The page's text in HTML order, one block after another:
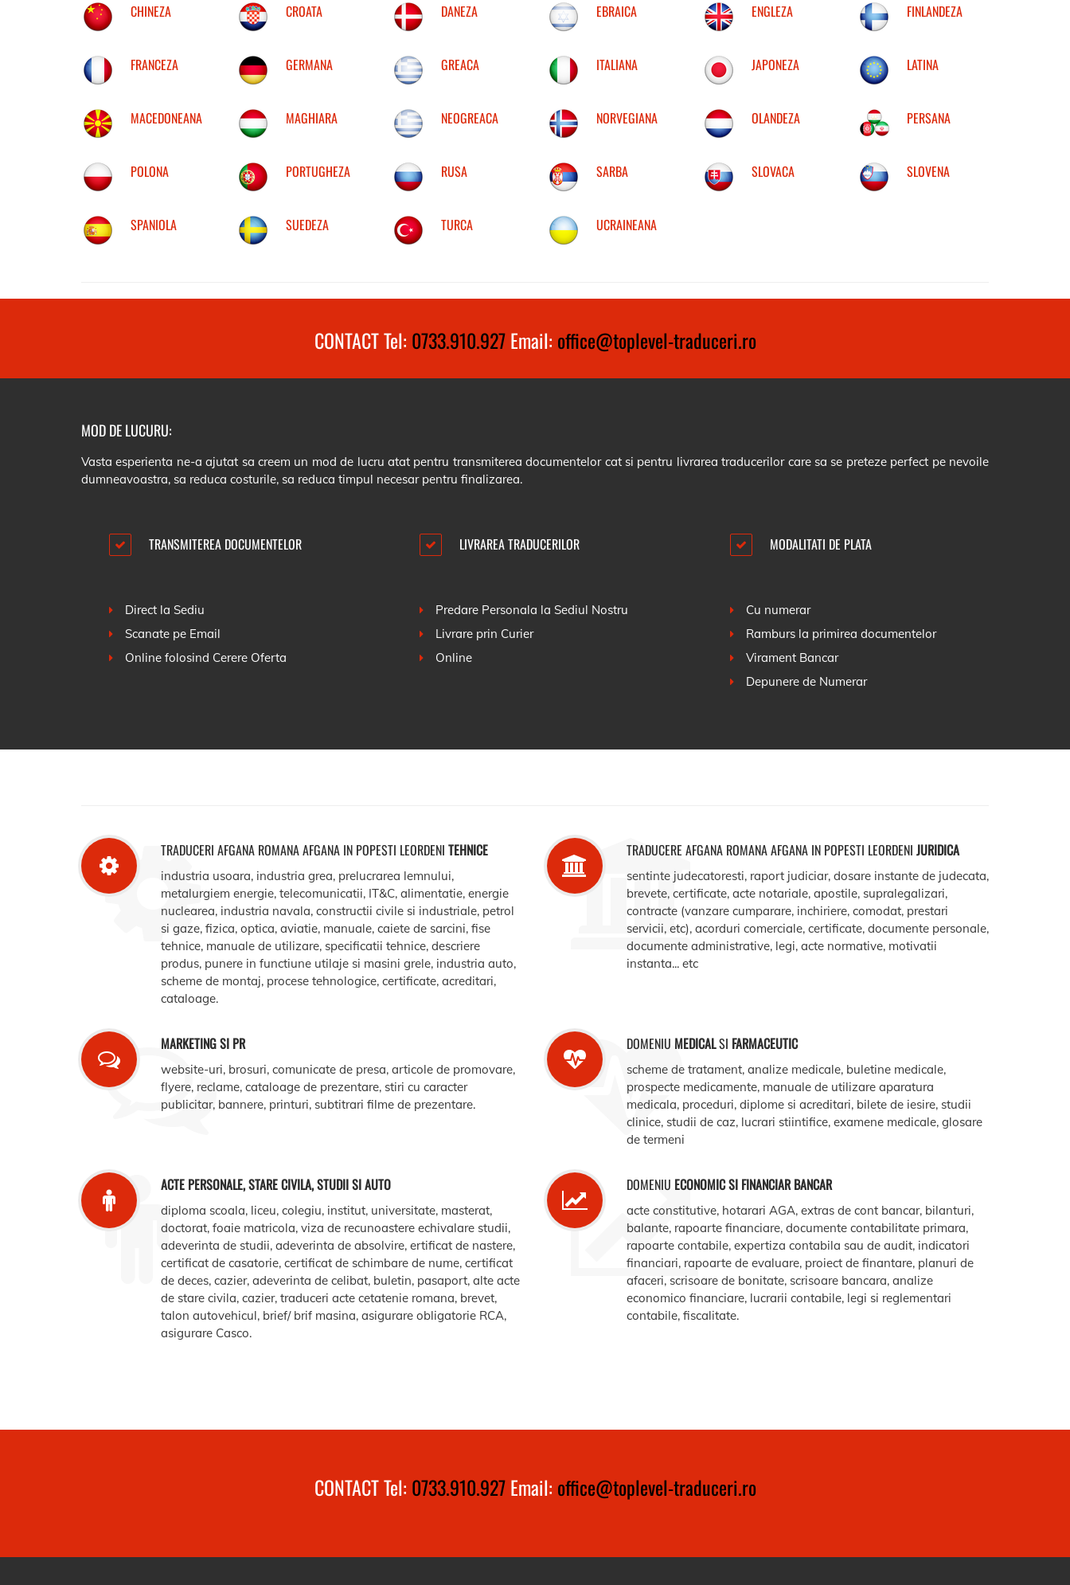
CHINEZA CROATA DANEZA EBRAICA ENGLEZA FINLANDEZA
FRANCEZA GERMANA GREACA ITALIANA JAPONEZA LATINA
MACEDONEANA MAGHIARA NEOGREACA NORVEGIANA OLANDEZA PERSANA
POLONA PORTUGHEZA RUSA SARBA SLOVACA SLOVENA
SPANIOLA SUEDEZA TURCA UCRAINEANA
CONTACT Tel: 0733.910.927Email: office@toplevel-traduceri.ro
MOD DE LUCURU:
Vasta esperienta ne-a ajutat sa creem un mod de lucru atat pentru transmiterea documentelor cat si pentru livrarea traducerilor care sa se preteze perfect pe nevoile
dumneavoastra, sa reduca costurile, sa reduca timpul necesar pentru finalizarea.
TRANSMITEREA DOCUMENTELOR
Direct la Sediu
Scanate pe Email
Online folosind Cerere Oferta
LIVRAREA TRADUCERILOR
Predare Personala la Sediul Nostru
Livrare prin Curier
Online
MODALITATI DE PLATA
Cu numerar
Ramburs la primirea documentelor
Virament Bancar
Depunere de Numerar
TRADUCERI AFGANA ROMANA AFGANA IN POPESTI LEORDENI TEHNICE
industria usoara, industria grea, prelucrarea lemnului,
metalurgiem energie, telecomunicatii, IT&C, alimentatie, energie
nuclearea, industria navala, constructii civile si industriale, petrol
si gaze, fizica, optica, aviatie, manuale, caiete de sarcini, fise
tehnice, manuale de utilizare, specificatii tehnice, descriere
produs, punere in functiune utilaje si masini grele, industria auto,
scheme de montaj, procese tehnologice, certificate, acreditari,
cataloage.
TRADUCERE AFGANA ROMANA AFGANA IN POPESTI LEORDENI JURIDICA
sentinte judecatoresti, raport judiciar, dosare instante de judecata,
brevete, certificate, acte notariale, apostile, supralegalizari,
contracte (vanzare cumparare, inchiriere, comodat, prestari
servicii, etc), acorduri comerciale, certificate, documente personale,
documente administrative, legi, acte normative, motivatii
instanta... etc
MARKETING SI PR
website-uri, brosuri, comunicate de presa, articole de promovare,
flyere, reclame, cataloage de prezentare, stiri cu caracter
publicitar, bannere, printuri, subtitrari filme de prezentare.
DOMENIU MEDICALSI FARMACEUTIC
scheme de tratament, analize medicale, buletine medicale,
prospecte medicamente, manuale de utilizare aparatura
medicala, proceduri, diplome si acreditari, bilete de iesire, studii
clinice, studii de caz, lucrari stiintifice, examene medicale, glosare
de termeni
ACTE PERSONALE, STARE CIVILA, STUDII SI AUTO
diploma scoala, liceu, colegiu, institut, universitate, masterat,
doctorat, foaie matricola, viza de recunoastere echivalare studii,
adeverinta de studii, adeverinta de absolvire, ertificat de nastere,
certificat de casatorie, certificat de schimbare de nume, certificat
de deces, cazier, adeverinta de celibat, buletin, pasaport, alte acte
de stare civila, cazier, traduceri acte cetatenie romana, brevet,
talon autovehicul, brief/ brif masina, asigurare obligatorie RCA,
asigurare Casco.
DOMENIU ECONOMIC SI FINANCIAR BANCAR
acte constitutive, hotarari AGA, extras de cont bancar, bilanturi,
balante, rapoarte financiare, documente contabilitate primara,
rapoarte contabile, expertiza contabila sau de audit, indicatori
financiari, rapoarte de evaluare, proiect de finantare, planuri de
afaceri, scrisoare de bonitate, scrisoare bancara, analize
economico financiare, lucrarii contabile, legi si reglementari
contabile, fiscalitate.
CONTACT Tel: 0733.910.927Email: office@toplevel-traduceri.ro